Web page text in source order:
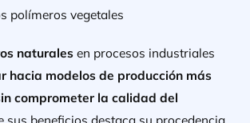
polímeros vegetales
naturalesen procesos industriales
hacia modelos de producción más
comprometer la calidad del
sus beneficios destaca su procedencia